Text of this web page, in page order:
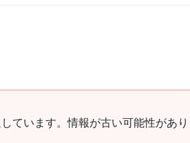
ています。情報が古い可能性があ